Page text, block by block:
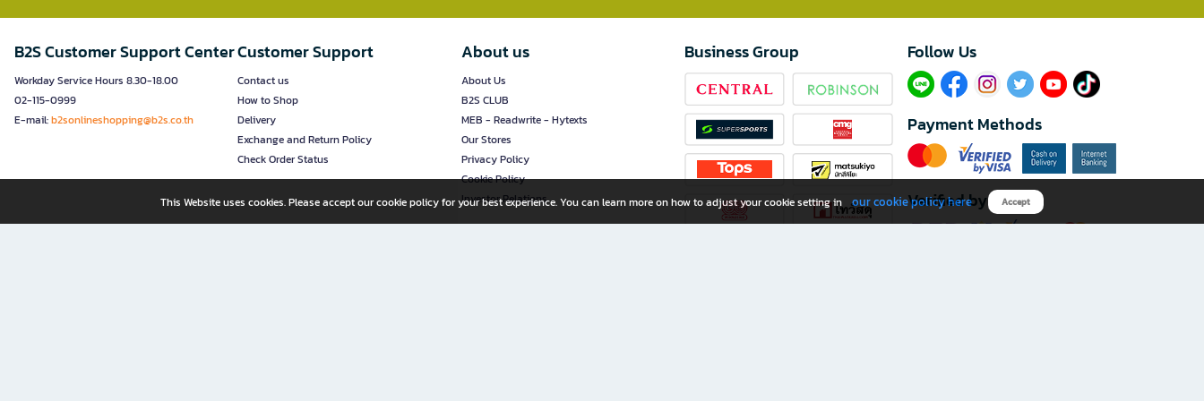
B2S Customer Support Center
Workday Service Hours 8.30-18.00
02-115-0999
E-mail:b2sonlineshopping@b2s.co.th
Customer Support
Contact us
How to Shop
Delivery
Exchange and Return Policy
Check Order Status
About us
About Us
B2S CLUB
MEB - Readwrite - Hytexts
Our Stores
Privacy Policy
Cookie Policy
Investor Relations
Business Group Follow Us​
Payment Methods
Verified by
This Website uses cookies. Please accept our cookie policy for your best experience. You can learn more on how to adjust your cookie setting in our cookie policy here Accept